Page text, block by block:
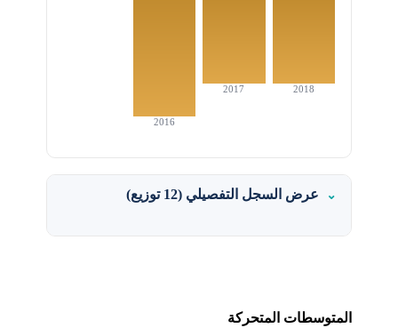
2018
2017
2016
عرض السجل التفصيلي (12 توزيع)
المتوسطات المتحركة